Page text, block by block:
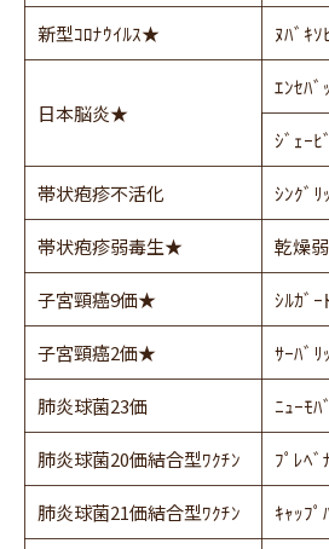
新型ｺﾛﾅｳｲﾙｽ★ ﾇﾊﾞｷｿ
日本脳炎★
ｴﾝｾﾊﾞ
ｼﾞｪｰﾋ
帯状疱疹不活化 ｼﾝｸﾞﾘ
帯状疱疹弱毒生★ 乾燥
子宮頸癌9価★ ｼﾙｶﾞｰ
子宮頸癌2価★ ｻｰﾊﾞﾘ
肺炎球菌23価 ﾆｭｰﾓﾊ
肺炎球菌20価結合型ﾜｸﾁﾝ ﾌﾟﾚﾍﾞ
肺炎球菌21価結合型ﾜｸﾁﾝ ｷｬｯﾌﾟ